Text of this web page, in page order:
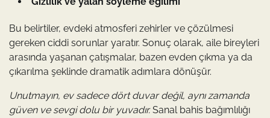
Bu belirtiler, evdeki atmosferi zehirler ve çözülmesi
gereken ciddi sorunlar yaratır. Sonuç olarak, aile bireyleri
arasında yaşanan çatışmalar, bazen evden çıkma ya da
çıkarılma şeklinde dramatik adımlara dönüşür.
Unutmayın, ev sadece dört duvar değil, aynı zamanda
güven ve sevgi dolu bir yuvadır.Sanal bahis bağımlılığı